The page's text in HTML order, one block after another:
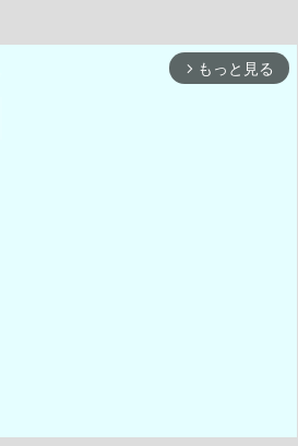
arrow_forward_ios もっと見る